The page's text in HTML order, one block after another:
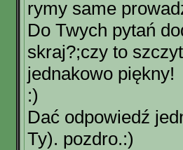
rymy same
Do Twych pytań
skraj?;czy to
jednakowo piękny!
:)
Dać odpowiedź
Ty). pozdro.:)